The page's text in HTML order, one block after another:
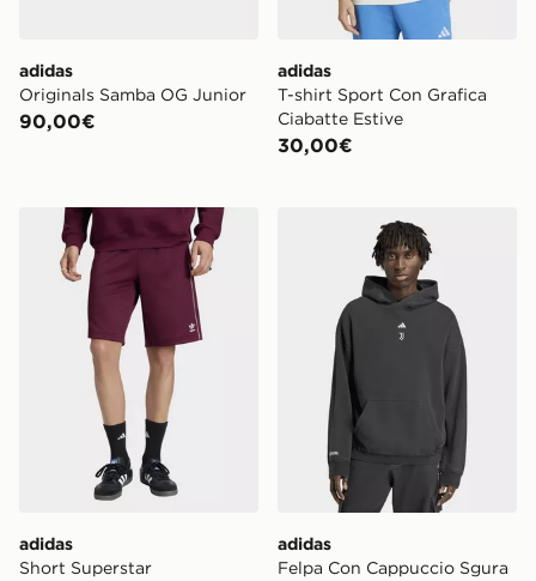
adidas
Originals Samba OG Junior
90,00€
adidas
T-shirt Sport Con Grafica
Ciabatte Estive
30,00€
adidas Short Superstar
adidas
Short Superstar
adidas Felpa Con
adidas
Felpa Con Cappuccio Sgura